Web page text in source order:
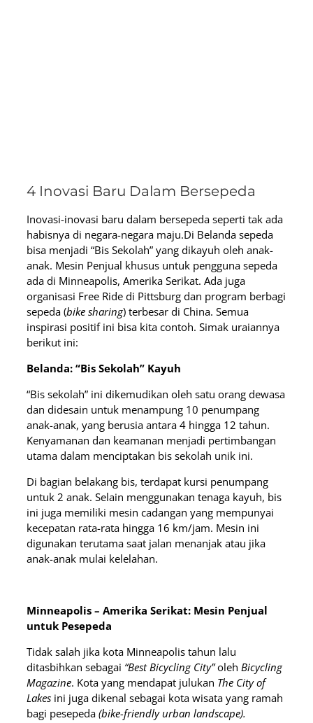
4 Inovasi Baru Dalam Bersepeda
Inovasi-inovasi baru dalam bersepeda seperti tak ada
habisnya di negara-negara maju.Di Belanda sepeda
bisa menjadi “Bis Sekolah” yang dikayuh oleh anak-
anak. Mesin Penjual khusus untuk pengguna sepeda
ada di Minneapolis, Amerika Serikat. Ada juga
organisasi Free Ride di Pittsburg dan program berbagi
sepeda (bike sharing) terbesar di China. Semua
inspirasi positif ini bisa kita contoh. Simak uraiannya
berikut ini:
Belanda: “Bis Sekolah” Kayuh
“Bis sekolah” ini dikemudikan oleh satu orang dewasa
dan didesain untuk menampung 10 penumpang
anak-anak, yang berusia antara 4 hingga 12 tahun.
Kenyamanan dan keamanan menjadi pertimbangan
utama dalam menciptakan bis sekolah unik ini.
Di bagian belakang bis, terdapat kursi penumpang
untuk 2 anak. Selain menggunakan tenaga kayuh, bis
ini juga memiliki mesin cadangan yang mempunyai
kecepatan rata-rata hingga 16 km/jam. Mesin ini
digunakan terutama saat jalan menanjak atau jika
anak-anak mulai kelelahan.
Minneapolis – Amerika Serikat: Mesin Penjual
untuk Pesepeda
Tidak salah jika kota Minneapolis tahun lalu
ditasbihkan sebagai “Best Bicycling City”oleh Bicycling
Magazine. Kota yang mendapat julukan The City of
Lakes ini juga dikenal sebagai kota wisata yang ramah
bagi pesepeda (bike-friendly urban landscape).